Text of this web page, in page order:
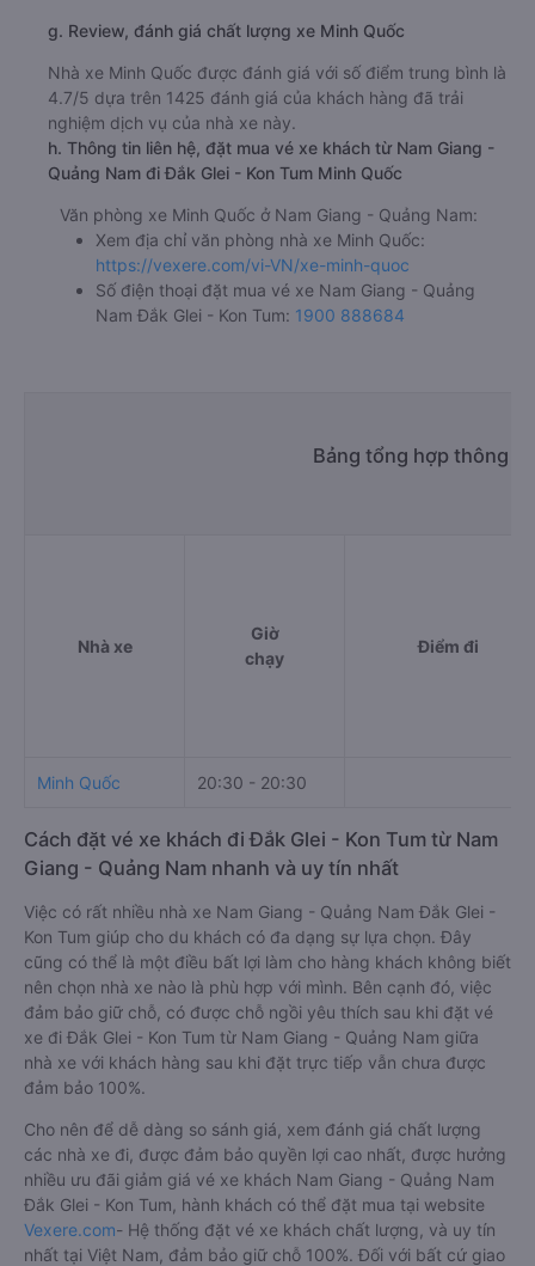
g. Review, đánh giá chất lượng xe Minh Quốc
Nhà xe Minh Quốc được đánh giá với số điểm trung bình là
4.7/5 dựa trên 1425 đánh giá của khách hàng đã trải
nghiệm dịch vụ của nhà xe này.
h. Thông tin liên hệ, đặt mua vé xe khách từ Nam Giang -
Quảng Nam đi Đắk Glei - Kon Tum Minh Quốc
Văn phòng xe Minh Quốc ở Nam Giang - Quảng Nam:
Xem địa chỉ văn phòng nhà xe Minh Quốc:
https://vexere.com/vi-VN/xe-minh-quoc
Số điện thoại đặt mua vé xe Nam Giang - Quảng
Nam Đắk Glei - Kon Tum: 1900 888684
Bảng tổng hợp thông
Nhà xe
Giờ
chạy
Điểm đi
Minh Quốc 20:30 - 20:30
Cách đặt vé xe khách đi Đắk Glei - Kon Tum từ Nam
Giang - Quảng Nam nhanh và uy tín nhất
Việc có rất nhiều nhà xe Nam Giang - Quảng Nam Đắk Glei -
Kon Tum giúp cho du khách có đa dạng sự lựa chọn. Đây
cũng có thể là một điều bất lợi làm cho hàng khách không biết
nên chọn nhà xe nào là phù hợp với mình. Bên cạnh đó, việc
đảm bảo giữ chỗ, có được chỗ ngồi yêu thích sau khi đặt vé
xe đi Đắk Glei - Kon Tum từ Nam Giang - Quảng Nam giữa
nhà xe với khách hàng sau khi đặt trực tiếp vẫn chưa được
đảm bảo 100%.
Cho nên để dễ dàng so sánh giá, xem đánh giá chất lượng
các nhà xe đi, được đảm bảo quyền lợi cao nhất, được hưởng
nhiều ưu đãi giảm giá vé xe khách Nam Giang - Quảng Nam
Đắk Glei - Kon Tum, hành khách có thể đặt mua tại website
Vexere.com- Hệ thống đặt vé xe khách chất lượng, và uy tín
nhất tại Việt Nam, đảm bảo giữ chỗ 100%. Đối với bất cứ giao